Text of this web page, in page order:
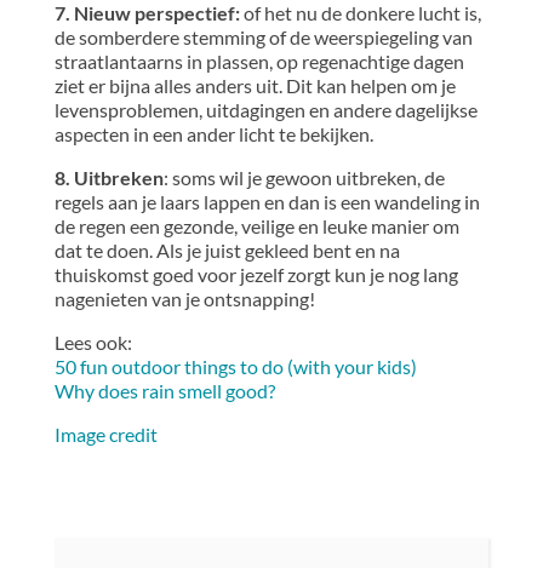
7. Nieuw perspectief:of het nu de donkere lucht is,
de somberdere stemming of de weerspiegeling van
straatlantaarns in plassen, op regenachtige dagen
ziet er bijna alles anders uit. Dit kan helpen om je
levensproblemen, uitdagingen en andere dagelijkse
aspecten in een ander licht te bekijken.
8. Uitbreken: soms wil je gewoon uitbreken, de
regels aan je laars lappen en dan is een wandeling in
de regen een gezonde, veilige en leuke manier om
dat te doen. Als je juist gekleed bent en na
thuiskomst goed voor jezelf zorgt kun je nog lang
nagenieten van je ontsnapping!
Lees ook:
50 fun outdoor things to do (with your kids)
Why does rain smell good?
Image credit